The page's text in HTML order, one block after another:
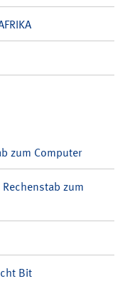
zum Computer
zum
Bit